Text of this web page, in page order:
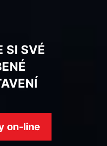
SI SVÉ
on-line